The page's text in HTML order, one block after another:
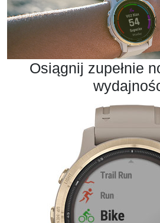
Osiągnij zupełnie